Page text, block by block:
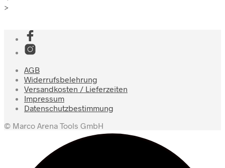
>
AGB
Widerrufsbelehrung
Versandkosten / Lieferzeiten
Impressum
Datenschutzbestimmung
© Marco Arena Tools GmbH